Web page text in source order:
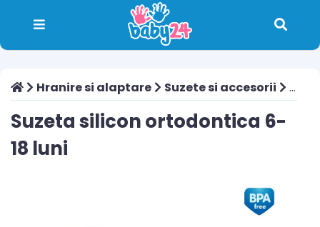
Hranire si alaptare Suzete si accesorii
Suzeta silicon ortodontica 6-
18 luni